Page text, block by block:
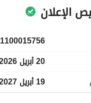
الإعلان
1100015756
20 أبريل 2026
19 أبريل 2027